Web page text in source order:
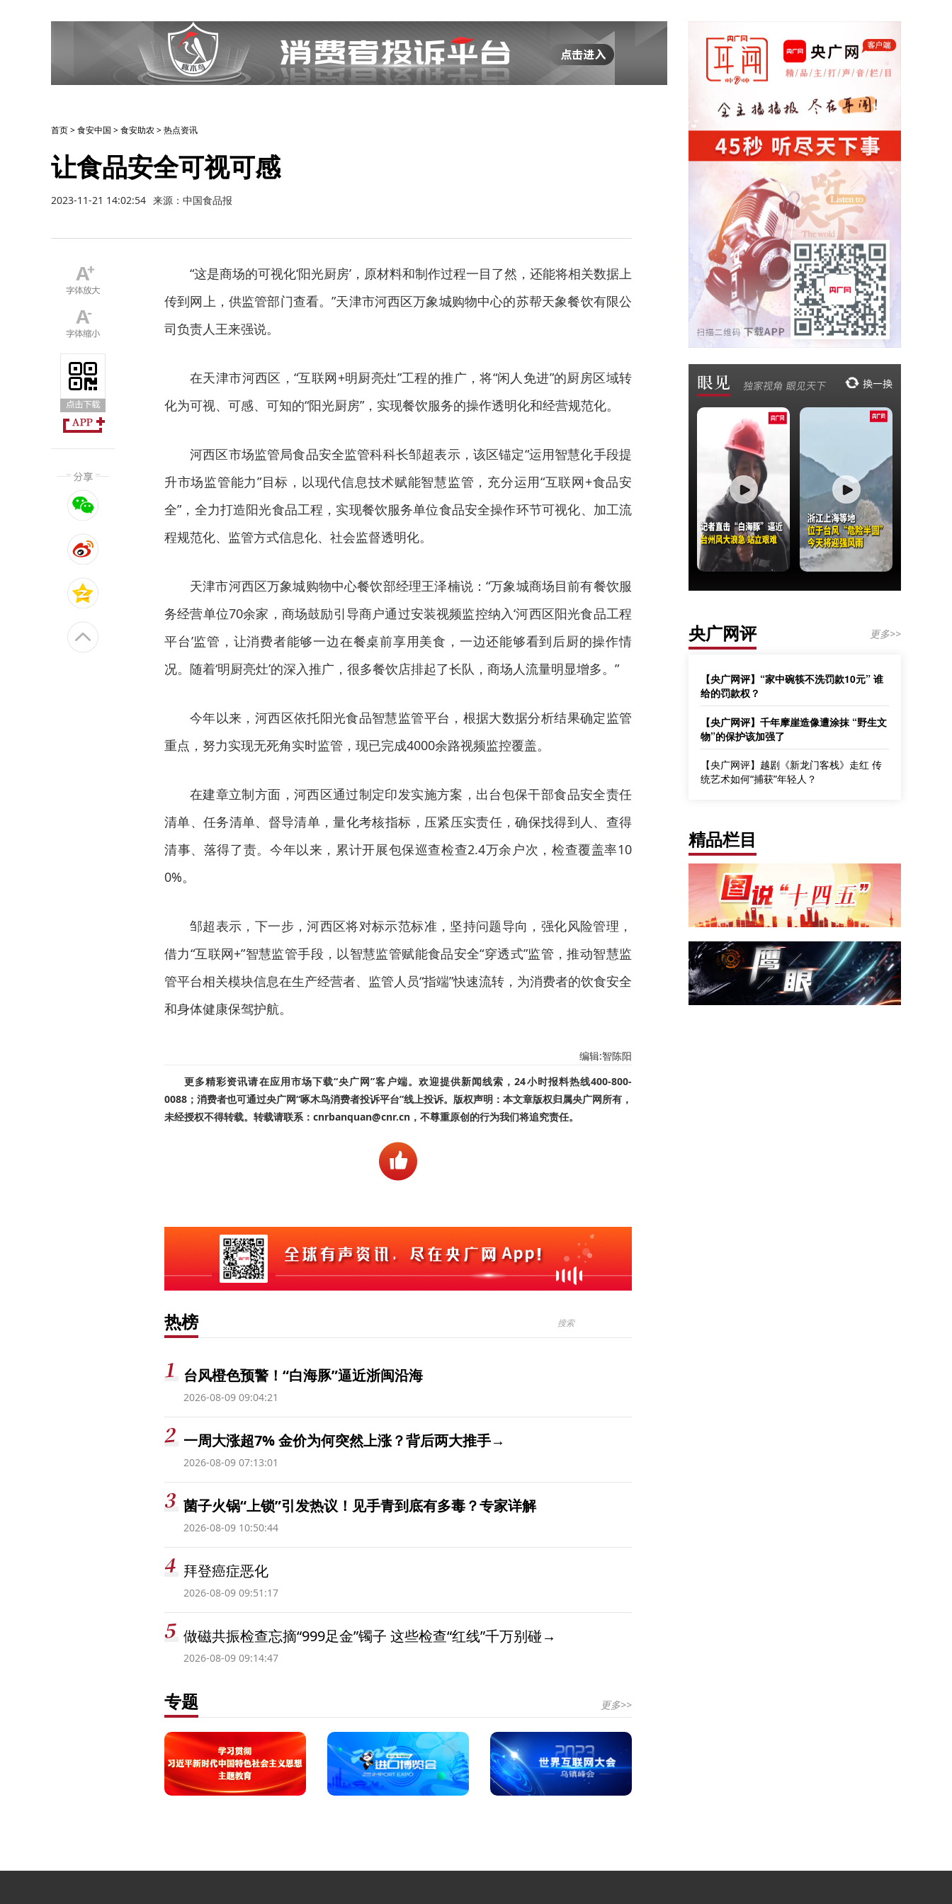
首页>食安中国 >食安助农 >热点资讯
让食品安全可视可感
2023-11-21 14:02:54 来源：中国食品报
“这是商场的可视化‘阳光厨房’，原材料和制作过程一目了然，还能将相关数据上
传到网上，供监管部门查看。”天津市河西区万象城购物中心的苏帮天象餐饮有限公
司负责人王来强说。
在天津市河西区，“互联网+明厨亮灶”工程的推广，将“闲人免进”的厨房区域转
化为可视、可感、可知的“阳光厨房”，实现餐饮服务的操作透明化和经营规范化。
河西区市场监管局食品安全监管科科长邹超表示，该区锚定“运用智慧化手段提
升市场监管能力”目标，以现代信息技术赋能智慧监管，充分运用“互联网+食品安
全”，全力打造阳光食品工程，实现餐饮服务单位食品安全操作环节可视化、加工流
程规范化、监管方式信息化、社会监督透明化。
天津市河西区万象城购物中心餐饮部经理王泽楠说：“万象城商场目前有餐饮服
务经营单位70余家，商场鼓励引导商户通过安装视频监控纳入‘河西区阳光食品工程
平台’监管，让消费者能够一边在餐桌前享用美食，一边还能够看到后厨的操作情
况。随着‘明厨亮灶’的深入推广，很多餐饮店排起了长队，商场人流量明显增多。”
今年以来，河西区依托阳光食品智慧监管平台，根据大数据分析结果确定监管
重点，努力实现无死角实时监管，现已完成4000余路视频监控覆盖。
在建章立制方面，河西区通过制定印发实施方案，出台包保干部食品安全责任
清单、任务清单、督导清单，量化考核指标，压紧压实责任，确保找得到人、查得
清事、落得了责。今年以来，累计开展包保巡查检查2.4万余户次，检查覆盖率10
0%。
邹超表示，下一步，河西区将对标示范标准，坚持问题导向，强化风险管理，
借力“互联网+”智慧监管手段，以智慧监管赋能食品安全“穿透式”监管，推动智慧监
管平台相关模块信息在生产经营者、监管人员“指端”快速流转，为消费者的饮食安全
和身体健康保驾护航。
编辑:智陈阳
更多精彩资讯请在应用市场下载“央广网”客户端。欢迎提供新闻线索，24小时报料热线400-800-
0088；消费者也可通过央广网“啄木鸟消费者投诉平台”线上投诉。版权声明：本文章版权归属央广网所有，
未经授权不得转载。转载请联系：cnrbanquan@cnr.cn，不尊重原创的行为我们将追究责任。
热榜
台风橙色预警！“白海豚”逼近浙闽沿海
2026-08-09 09:04:21
一周大涨超7% 金价为何突然上涨？背后两大推手→
2026-08-09 07:13:01
菌子火锅“上锁”引发热议！见手青到底有多毒？专家详解
2026-08-09 10:50:44
拜登癌症恶化
2026-08-09 09:51:17
做磁共振检查忘摘“999足金”镯子 这些检查“红线”千万别碰→
2026-08-09 09:14:47
专题 更多>>
央广网评 更多>>
【央广网评】“家中碗筷不洗罚款10元” 谁
给的罚款权？
【央广网评】千年摩崖造像遭涂抹 “野生文
物”的保护该加强了
【央广网评】越剧《新龙门客栈》走红 传
统艺术如何“捕获”年轻人？
精品栏目